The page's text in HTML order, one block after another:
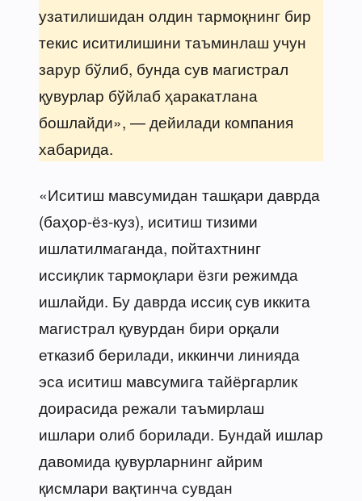
узатилишидан олдин тармоқнинг бир
текис иситилишини таъминлаш учун
зарур бўлиб, бунда сув магистрал
қувурлар бўйлаб ҳаракатлана
бошлайди», — дейилади компания
хабарида.
«Иситиш мавсумидан ташқари даврда
(баҳор-ёз-куз), иситиш тизими
ишлатилмаганда, пойтахтнинг
иссиқлик тармоқлари ёзги режимда
ишлайди. Бу даврда иссиқ сув иккита
магистрал қувурдан бири орқали
етказиб берилади, иккинчи линияда
эса иситиш мавсумига тайёргарлик
доирасида режали таъмирлаш
ишлари олиб борилади. Бундай ишлар
давомида қувурларнинг айрим
қисмлари вақтинча сувдан